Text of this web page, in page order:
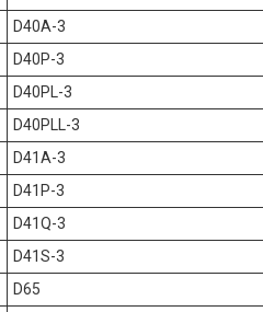
D40A-3
D40P-3
D40PL-3
D40PLL-3
D41A-3
D41P-3
D41Q-3
D41S-3
D65